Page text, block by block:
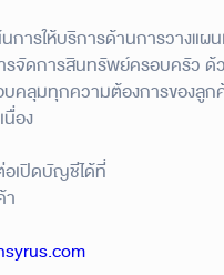
นการให้บริการด้านการวางแ
รจัดการสินทรัพย์ครอบครัว
คลุมทุกความต้องการของลูก
นื่อง
อเปิดบัญชีได้ที่
า